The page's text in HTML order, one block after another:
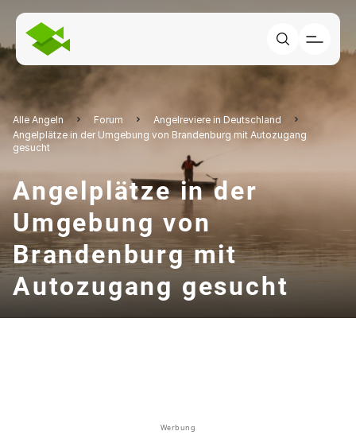
Alle Angeln Forum
Angelreviere in Deutschland
Angelplätze in der Umgebung von Brandenburg mit Autozugang
gesucht
Angelplätze in der
Umgebung von
Brandenburg mit
Autozugang gesucht
Werbung